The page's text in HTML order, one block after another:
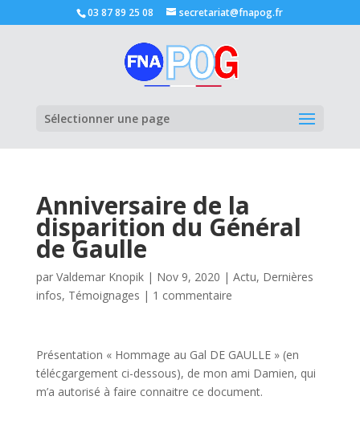
03 87 89 25 08 secretariat@fnapog.fr
Sélectionner une page
Anniversaire de la
disparition du Général
de Gaulle
par Valdemar Knopik| Nov 9, 2020 | Actu, Dernières
infos, Témoignages | 1 commentaire
Présentation « Hommage au Gal DE GAULLE » (en
télécgargement ci-dessous), de mon ami Damien, qui
m’a autorisé à faire connaitre ce document.